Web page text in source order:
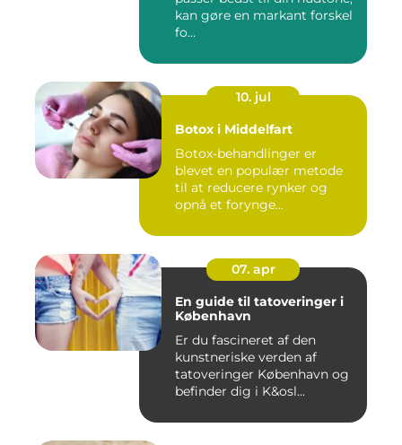
kan gøre en markant forskel
fo...
10. jul
Botox i Middelfart
Botox-behandlinger er
blevet en populær metode
til at reducere rynker og
opnå et forynge...
07. apr
En guide til tatoveringer i
København
Er du fascineret af den
kunstneriske verden af
tatoveringer København og
befinder dig i K&osl...